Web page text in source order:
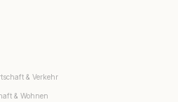
& Verkehr
& Wohnen